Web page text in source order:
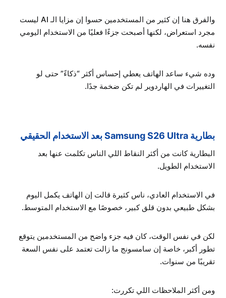
والفرق هنا إن كثير من المستخدمين حسوا إن مزايا الـ AI ليست
مجرد استعراض، لكنها أصبحت جزءًا فعليًا من الاستخدام اليومي
نفسه.
وده شيء ساعد الهاتف يعطي إحساس أكثر “ذكاءً” حتى لو
التغييرات في الهاردوير لم تكن ضخمة جدًا.
بطارية Samsung S26 Ultra بعد الاستخدام الحقيقي
البطارية كانت من أكثر النقاط اللي الناس تكلمت عنها بعد
الاستخدام الطويل.
في الاستخدام العادي، ناس كثيرة قالت إن الهاتف يكمل اليوم
بشكل طبيعي بدون قلق كبير، خصوصًا مع الاستخدام المتوسط.
لكن في نفس الوقت، كان فيه جزء واضح من المستخدمين يتوقع
تطور أكبر، خاصة إن سامسونج ما زالت تعتمد على نفس السعة
تقريبًا من سنوات.
ومن أكثر الملاحظات اللي تكررت: